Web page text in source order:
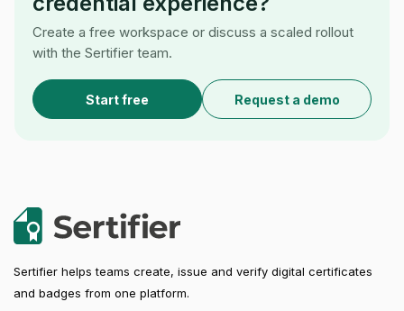
Create a free workspace or discuss a scaled rollout
with the Sertifier team.
Start free Request a demo
Sertifier helps teams create, issue and verify digital certificates
and badges from one platform.